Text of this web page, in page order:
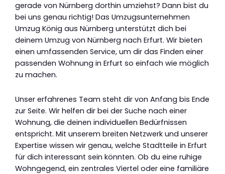
gerade von Nürnberg dorthin umziehst? Dann bist du
bei uns genau richtig! Das Umzugsunternehmen
Umzug König aus Nürnberg unterstützt dich bei
deinem Umzug von Nürnberg nach Erfurt. Wir bieten
einen umfassenden Service, um dir das Finden einer
passenden Wohnung in Erfurt so einfach wie möglich
zu machen.
Unser erfahrenes Team steht dir von Anfang bis Ende
zur Seite. Wir helfen dir bei der Suche nach einer
Wohnung, die deinen individuellen Bedürfnissen
entspricht. Mit unserem breiten Netzwerk und unserer
Expertise wissen wir genau, welche Stadtteile in Erfurt
für dich interessant sein könnten. Ob du eine ruhige
Wohngegend, ein zentrales Viertel oder eine familiäre